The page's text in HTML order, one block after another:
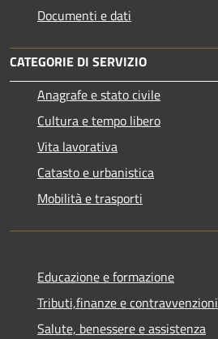
Documenti e dati
CATEGORIE DI SERVIZIO
Anagrafe e stato civile
Cultura e tempo libero
Vita lavorativa
Catasto e urbanistica
Mobilità e trasporti
Educazione e formazione
Tributi,finanze e contravvenzioni
Salute, benessere e assistenza